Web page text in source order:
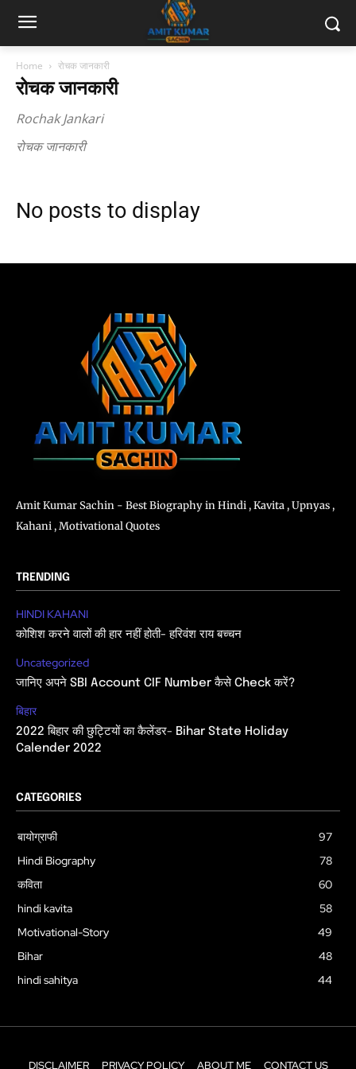
Home रोचक जानकारी
रोचक जानकारी
Rochak Jankari
रोचक जानकारी
No posts to display
Amit Kumar Sachin - Best Biography in Hindi , Kavita , Upnyas ,
Kahani , Motivational Quotes
TRENDING
HINDI KAHANI
कोशिश करने वालों की हार नहीं होती- हरिवंश राय बच्चन
Uncategorized
जानिए अपने SBI Account CIF Number कैसे Check करें?
बिहार
2022 बिहार की छुट्टियों का कैलेंडर- Bihar State Holiday
Calender 2022
CATEGORIES
बायोग्राफी
97
Hindi Biography
78
कविता
60
hindi kavita
58
Motivational-Story
49
Bihar
48
hindi sahitya
44
DISCLAIMER PRIVACY POLICY ABOUT ME CONTACT US